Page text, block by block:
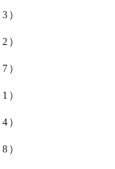
）
）
）
）
）
）